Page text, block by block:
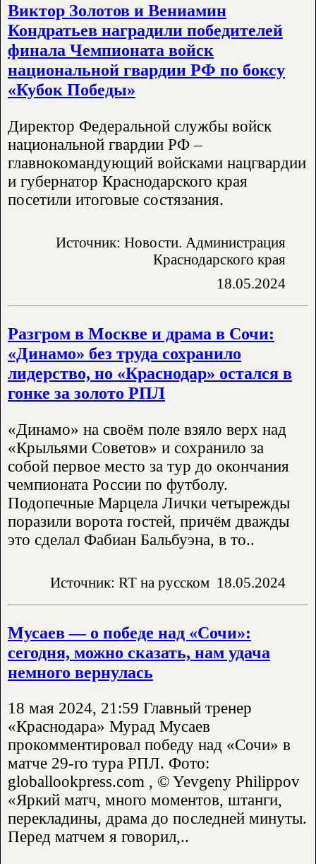
Виктор Золотов и Вениамин
Кондратьев наградили победителей
финала Чемпионата войск
национальной гвардии РФ по боксу
«Кубок Победы»
Директор Федеральной службы войск
национальной гвардии РФ –
главнокомандующий войсками нацгвардии
и губернатор Краснодарского края
посетили итоговые состязания.
Источник: Новости. Администрация
Краснодарского края
18.05.2024
Разгром в Москве и драма в Сочи:
«Динамо» без труда сохранило
лидерство, но «Краснодар» остался в
гонке за золото РПЛ
«Динамо» на своём поле взяло верх над
«Крыльями Советов» и сохранило за
собой первое место за тур до окончания
чемпионата России по футболу.
Подопечные Марцела Лички четырежды
поразили ворота гостей, причём дважды
это сделал Фабиан Бальбуэна, в то..
Источник: RT на русском 18.05.2024
Мусаев — о победе над «Сочи»:
сегодня, можно сказать, нам удача
немного вернулась
18 мая 2024, 21:59 Главный тренер
«Краснодара» Мурад Мусаев
прокомментировал победу над «Сочи» в
матче 29-го тура РПЛ. Фото:
globallookpress.com , © Yevgeny Philippov
«Яркий матч, много моментов, штанги,
перекладины, драма до последней минуты.
Перед матчем я говорил,..